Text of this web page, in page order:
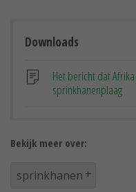
Downloads
Het bericht dat
sprinkhanenplaag
Bekijk meer over:
sprinkhanen